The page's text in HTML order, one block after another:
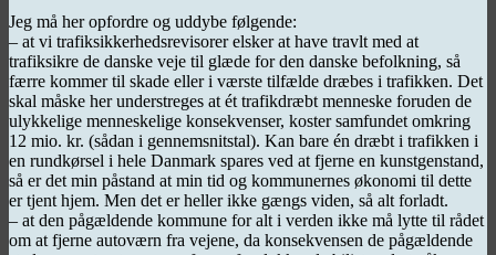
Jeg må her opfordre og uddybe følgende:
– at vi trafiksikkerhedsrevisorer elsker at have travlt med at
trafiksikre de danske veje til glæde for den danske befolkning, så
færre kommer til skade eller i værste tilfælde dræbes i trafikken. Det
skal måske her understreges at ét trafikdræbt menneske foruden de
ulykkelige menneskelige konsekvenser, koster samfundet omkring
12 mio. kr. (sådan i gennemsnitstal). Kan bare én dræbt i trafikken i
en rundkørsel i hele Danmark spares ved at fjerne en kunstgenstand,
så er det min påstand at min tid og kommunernes økonomi til dette
er tjent hjem. Men det er heller ikke gængs viden, så alt forladt.
– at den pågældende kommune for alt i verden ikke må lytte til rådet
om at fjerne autoværn fra vejene, da konsekvensen de pågældende